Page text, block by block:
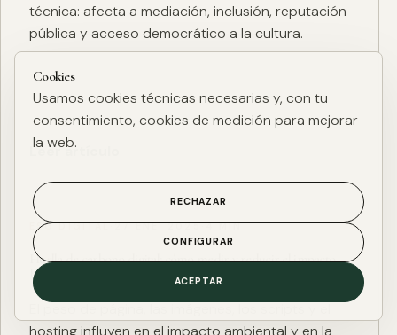
técnica: afecta a mediación, inclusión, reputación
pública y acceso democrático a la cultura.
Leer artículo
ESG DIGITAL·27 ENE. 2025·4 MIN
Huella de carbono digital: cómo medir y reducir el impacto
ESG de una web
El peso de página, las imágenes, los scripts y el
hosting influyen en el impacto ambiental y en la
Cookies
Usamos cookies técnicas necesarias y, con tu
consentimiento, cookies de medición para mejorar
la web.
RECHAZAR
CONFIGURAR
ACEPTAR